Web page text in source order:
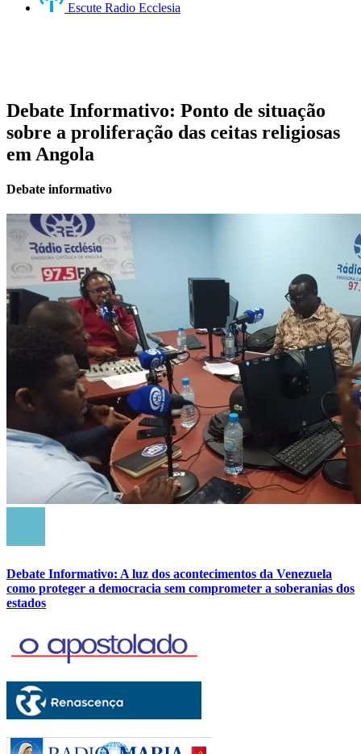
Escute Radio Ecclesia
Debate Informativo: Ponto de situação
sobre a proliferação das ceitas religiosas
em Angola
Debate informativo
Debate Informativo: A luz dos acontecimentos da Venezuela
como proteger a democracia sem comprometer a soberanias dos
estados